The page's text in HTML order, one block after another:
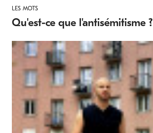
LES MOTS
Qu'est-ce que l'antisémitisme ?